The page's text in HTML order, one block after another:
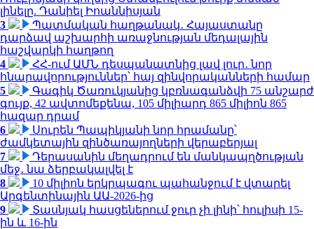
լինելը. Դանիել Իոաննիսյան
3
Պատմական հաղթանակ․ Հայաստանը
դարձավ աշխարհի առաջնության մեդալային
հաշվարկի հաղթող
4
ՀՀ-ում ԱՄՆ դեսպանատնից լավ լուր․ նոր
հնարավորություններ՝ հայ զինվորականների համար
5
Գագիկ Ծառուկյանից կբռնագանձվի 75 անշարժ
գույք, 42 ավտոմեքենա, 105 միլիարդ 865 միլիոն 865
հազար դրամ
6
Սուրեն Պապիկյանի նոր հրամանը՝
ժամկետային զինծառայողների վերաբերյալ
7
Դերասանին մեղադրում են մանկապղծության
մեջ․ նա ձերբակալվել է
8
10 միլիոն երկրպագու պահանջում է վտարել
Արգենտինային ԱԱ-2026-ից
9
Տասնյակ հասցեներում ջուր չի լինի՝ հուլիսի 15-
ին և 16-ին